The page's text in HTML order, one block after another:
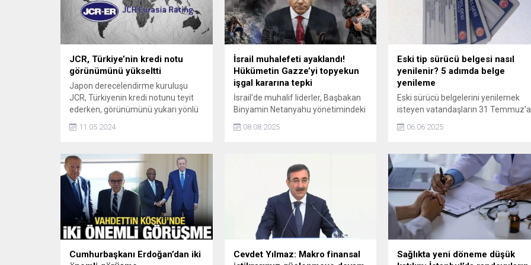
JCR, Türkiye’nin kredi notu
görünümünü yükseltti
Japon derecelendirme kuruluşu
JCR, Türkiyenin kredi notunu teyit
ederken, görünümünü yukarı yönlü
revize etti.
11.05.2024
İsrail muhalefeti ayaklandı!
Hükümetin Gazze’yi topyekun
işgal kararına tepki
İsrail'de muhalif liderler, Başbakan
Binyamin Netanyahu yönetimindeki
hükümetin Gazze Şeridi'nin
kuzeyinde yer alan Gazze kentinin
08.08.2025
Eski tip sürücü belgesi nasıl
yenilenir? 5 adımda belge
yenileme
Eski sürücü belgelerini yenilemek
isteyen vatandaşların 31 Temmuz'a
kadar 15 TL ödemesi gerekirken bu
ücret, 1 Ağustos itibarıyla 7 bin 438
sürücü belgesi nasıl yenilenir? İşte 5
adımda ehliyet yenileme...
06.06.2025
Cumhurbaşkanı Erdoğan’dan iki
Cevdet Yılmaz: Makro finansal
Sağlıkta yeni döneme düşük